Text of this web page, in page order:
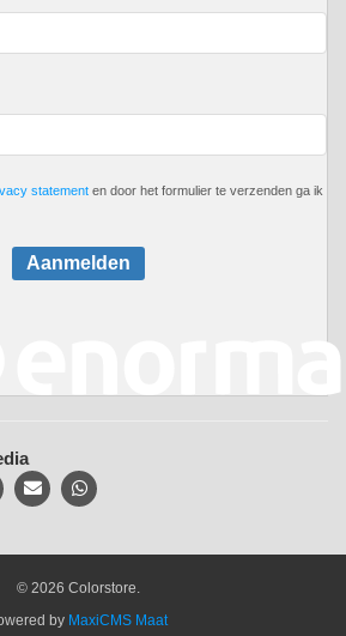
statement en door het formulier te verzenden ga ik
Aanmelden
© 2026 Colorstore.
by MaxiCMS Maat